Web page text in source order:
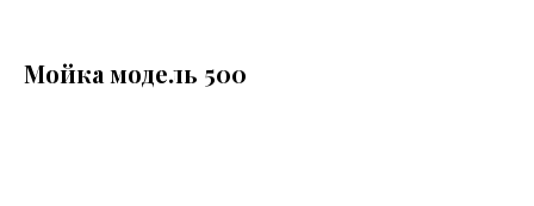
Мойка модель 500